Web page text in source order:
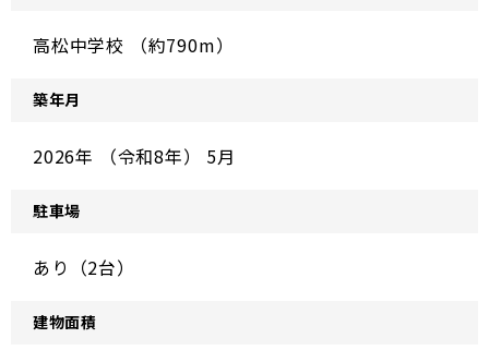
高松中学校 （約790m）
築年月
2026年 （令和8年） 5月
駐車場
あり（2台）
建物面積